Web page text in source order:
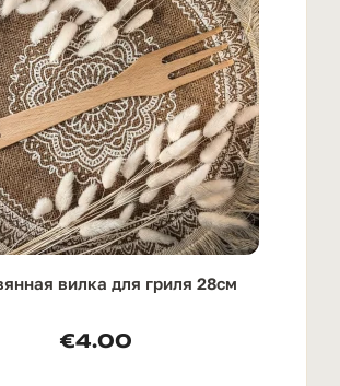
вилка для гриля 28см
€4.00